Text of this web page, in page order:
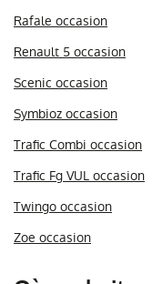
Rafale occasion
Renault 5 occasion
Scenic occasion
Symbioz occasion
Trafic Combi occasion
Trafic Fg VUL occasion
Twingo occasion
Zoe occasion